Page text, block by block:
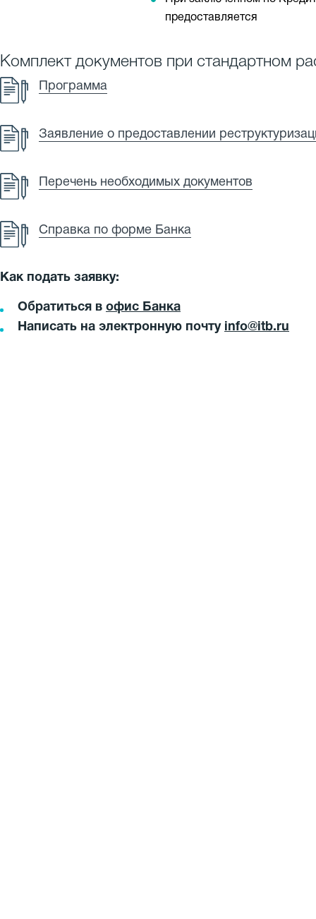
предоставляется
Комплект документов при стандартном
Программа
Заявление о предоставлении
Перечень необходимых документов
Справка по форме Банка
Как подать заявку:
Обратиться в офис Банка
Написать на электронную почту info@itb.ru